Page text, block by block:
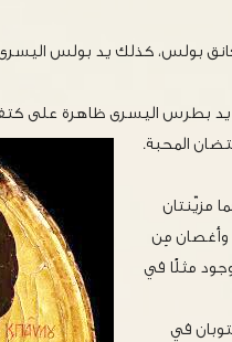
بولس، كذلك يد بولس
بطرس اليسرى ظاهرة على
المحبة.
مزيّنتان
وأغصان مِن
مثلًا في
في